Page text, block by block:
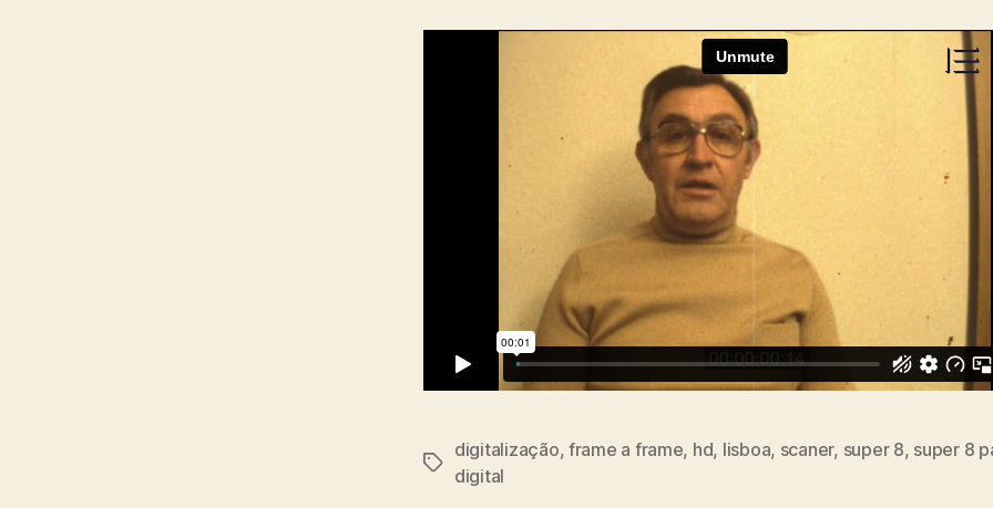
Etiquetas
digitalização, frame a frame, hd, lisboa, scaner, super 8, super 8
digital